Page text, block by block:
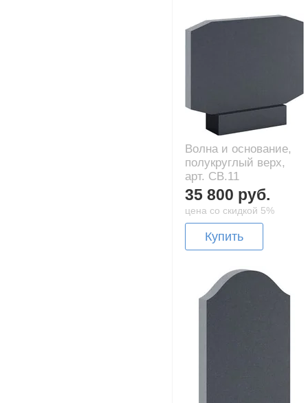
Волна и основание,
полукруглый верх,
арт. CB.11
35 800 руб.
цена со скидкой 5%
Купить